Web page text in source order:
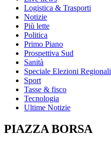
Logistica & Trasporti
Notizie
Più lette
Politica
Primo Piano
Prospettiva Sud
Sanità
Speciale Elezioni Regionali
Sport
Tasse & fisco
Tecnologia
Ultime Notizie
PIAZZA BORSA